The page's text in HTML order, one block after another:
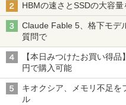
￥4,950
4
転生し
石沢庸
HBMの速さとSSDの大容
Claude Fable 5、格下モデ
質問で
【本日みつけたお買い得
円で購入可能
キオクシア、メモリ不足を
ル